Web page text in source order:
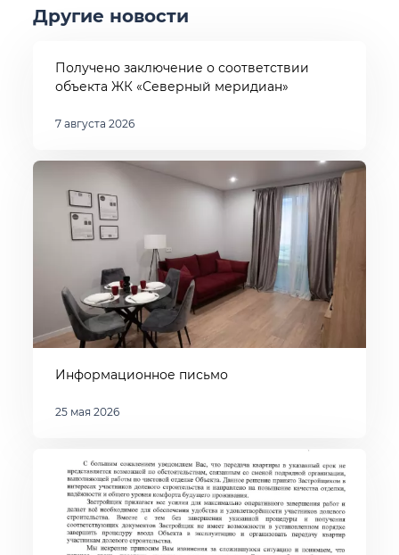
Другие новости
Получено заключение о соответствии
объекта ЖК «Северный меридиан»
7 августа 2026
Информационное письмо
25 мая 2026